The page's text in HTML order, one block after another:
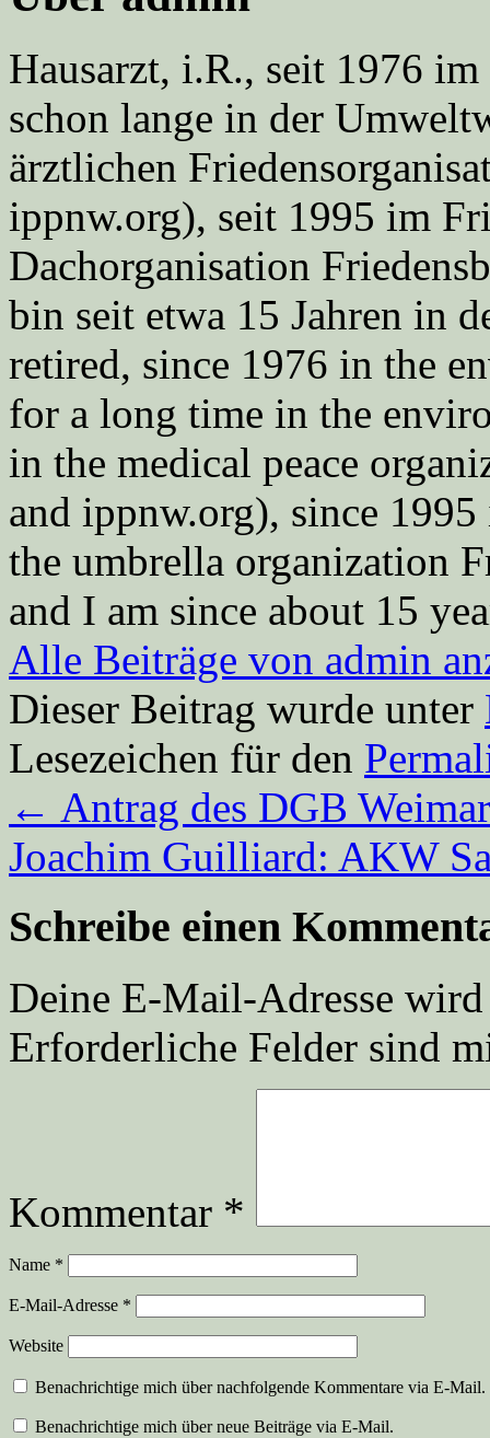
Hausarzt, i.R., seit 1976
schon lange in der
ärztlichen
ippnw.org), seit 1995 im
Dachorganisation
bin seit etwa 15 Jahren in
retired, since 1976 in the
for a long time in the
in the medical peace
and ippnw.org), since
the umbrella organization
and I am since about 15
Alle Beiträge von admin
Dieser Beitrag wurde unter
Lesezeichen für den
← Antrag des DGB
Joachim Guilliard: AKW
Schreibe einen
Deine E-Mail-Adresse
Erforderliche Felder sind
Kommentar *
Name *
E-Mail-Adresse *
Website
Benachrichtige mich über nachfolgende Kommentare via E-Mail.
Benachrichtige mich über neue Beiträge via E-Mail.